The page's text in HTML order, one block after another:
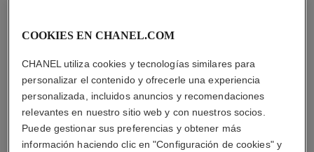
COOKIES EN CHANEL.COM
CHANEL utiliza cookies y tecnologías similares para
personalizar el contenido y ofrecerle una experiencia
personalizada, incluidos anuncios y recomendaciones
relevantes en nuestro sitio web y con nuestros socios.
Puede gestionar sus preferencias y obtener más
información haciendo clic en "Configuración de cookies" y